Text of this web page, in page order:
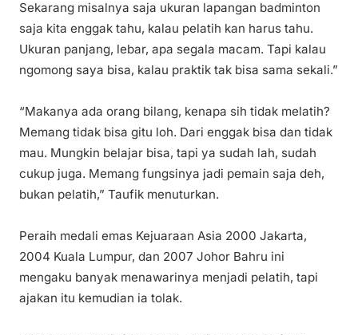
Sekarang misalnya saja ukuran lapangan badminton
saja kita enggak tahu, kalau pelatih kan harus tahu.
Ukuran panjang, lebar, apa segala macam. Tapi kalau
ngomong saya bisa, kalau praktik tak bisa sama sekali.”
“Makanya ada orang bilang, kenapa sih tidak melatih?
Memang tidak bisa gitu loh. Dari enggak bisa dan tidak
mau. Mungkin belajar bisa, tapi ya sudah lah, sudah
cukup juga. Memang fungsinya jadi pemain saja deh,
bukan pelatih,” Taufik menuturkan.
Peraih medali emas Kejuaraan Asia 2000 Jakarta,
2004 Kuala Lumpur, dan 2007 Johor Bahru ini
mengaku banyak menawarinya menjadi pelatih, tapi
ajakan itu kemudian ia tolak.